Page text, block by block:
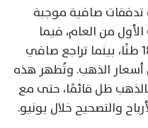
تدفقات صافية موجبة
الأول من العام، فيما
ارتفعت حيازاتها الإجمالية بنحو 18 طنًا، بينما تراجع صافي
أسعار الذهب. وتُظهر هذه
ظل قائمًا، حتى مع
والتصحيح خلال يونيو.